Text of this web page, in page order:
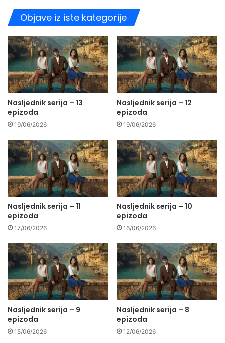
Objave iz iste kategorije
Nasljednik serija – 13
epizoda
19/06/2026
Nasljednik serija – 12
epizoda
19/06/2026
Nasljednik serija – 11
epizoda
17/06/2026
Nasljednik serija – 10
epizoda
16/06/2026
Nasljednik serija – 9
epizoda
15/06/2026
Nasljednik serija – 8
epizoda
12/06/2026